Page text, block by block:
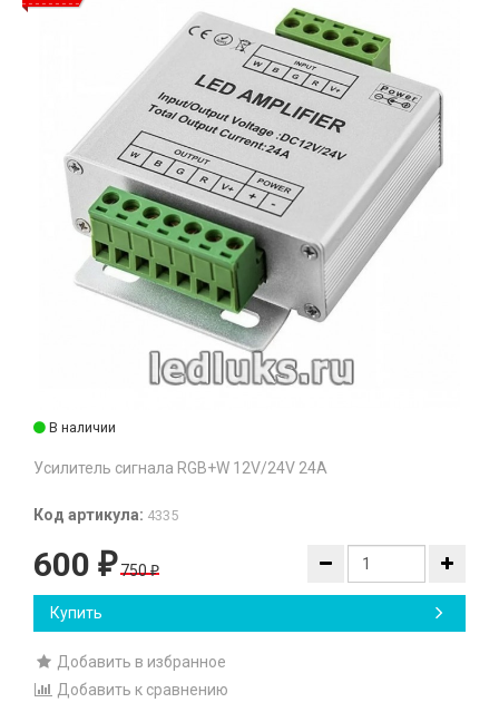
В наличии
Усилитель сигнала RGB+W 12V/24V 24A
Код артикула: 4335
600 ₽750₽
Купить
Добавить в избранное
Добавить к сравнению